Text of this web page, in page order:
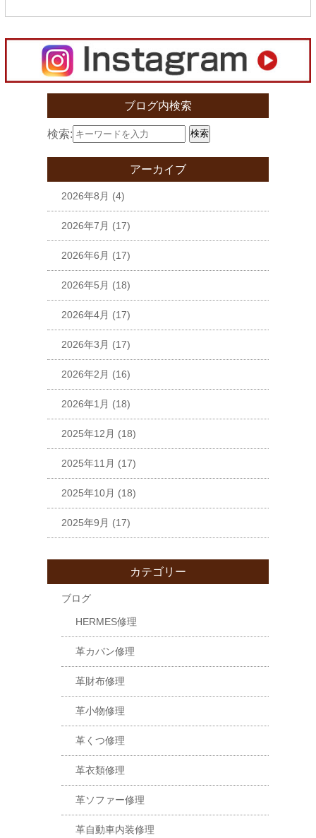
ブログ内検索
検索: 検索
アーカイブ
2026年8月 (4)
2026年7月 (17)
2026年6月 (17)
2026年5月 (18)
2026年4月 (17)
2026年3月 (17)
2026年2月 (16)
2026年1月 (18)
2025年12月 (18)
2025年11月 (17)
2025年10月 (18)
2025年9月 (17)
カテゴリー
ブログ
HERMES修理
革カバン修理
革財布修理
革小物修理
革くつ修理
革衣類修理
革ソファー修理
革自動車内装修理